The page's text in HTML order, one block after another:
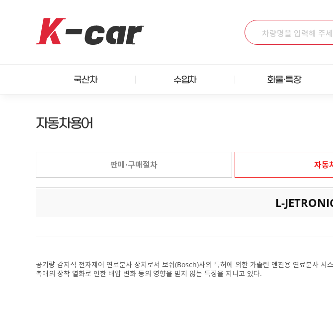
국산차 수입차 화물·특장
자동차용어
판매·구매절차 자동
L-
공기량 감지식 전자제어 연료분사 장치로서 보쉬(Bosch)사의 특허에 의한 가솔린 엔진용 연료분사
촉매의 장착 열화로 인한 배압 변화 등의 영향을 받지 않는 특징을 지니고 있다.